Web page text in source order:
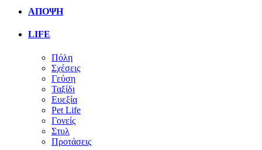
ΑΠΟΨΗ
LIFE
Πόλη
Σχέσεις
Γεύση
Ταξίδι
Ευεξία
Pet Life
Γονείς
Στυλ
Προτάσεις